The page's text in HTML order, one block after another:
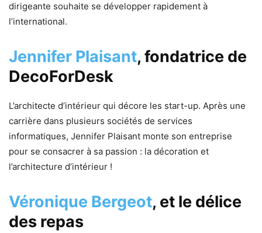
dirigeante souhaite se développer rapidement à
l’international.
Jennifer Plaisant, fondatrice de
DecoForDesk
L’architecte d’intérieur qui décore les start-up. Après une
carrière dans plusieurs sociétés de services
informatiques, Jennifer Plaisant monte son entreprise
pour se consacrer à sa passion : la décoration et
l’architecture d’intérieur !
Véronique Bergeot, et le délice
des repas